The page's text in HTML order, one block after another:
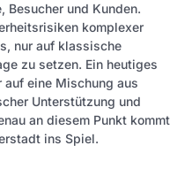
und Kunden.
komplexer
nur auf klassische
zu setzen. Ein heutiges
eine Mischung aus
Unterstützung und
an diesem Punkt kommt
ins Spiel.